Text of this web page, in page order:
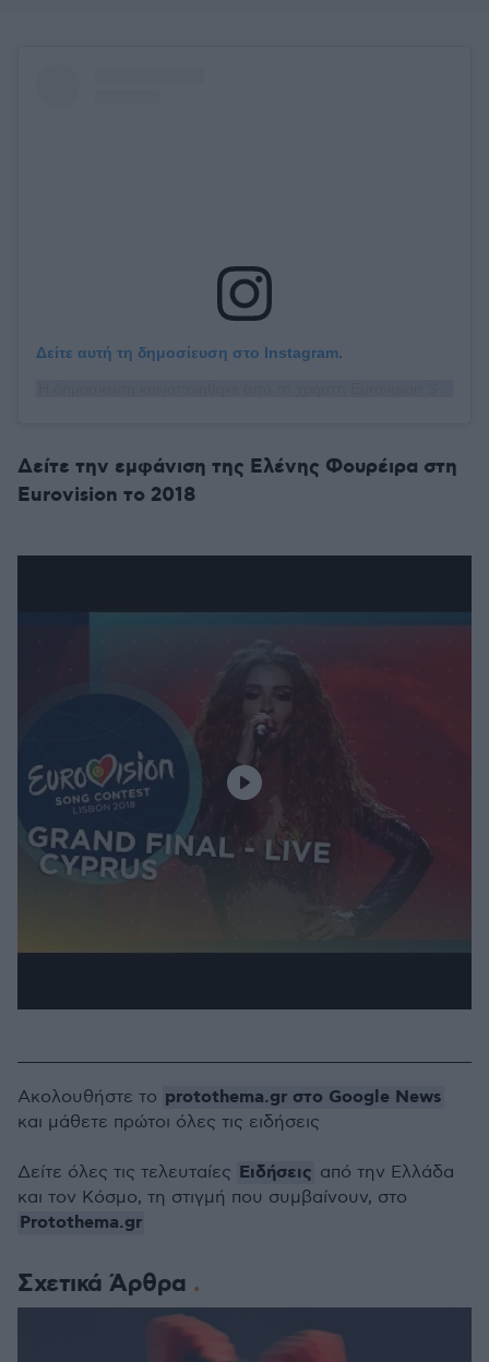
Δείτε αυτή τη δημοσίευση στο Instagram.
Δείτε την εμφάνιση της Ελένης Φουρέιρα στη
Eurovision το 2018
Σχετικά Άρθρα
Ακολουθήστε το protothema.gr στο Google News
και μάθετε πρώτοι όλες τις ειδήσεις
Δείτε όλες τις τελευταίες Ειδήσεις από την Ελλάδα
και τον Κόσμο, τη στιγμή που συμβαίνουν, στο
Protothema.gr